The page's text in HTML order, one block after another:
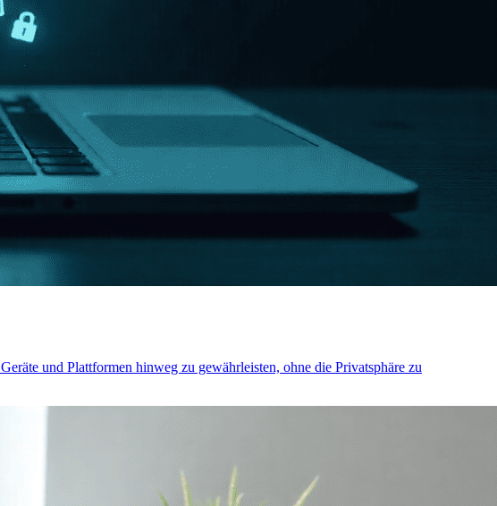
und Plattformen hinweg zu gewährleisten, ohne die Privatsphäre zu